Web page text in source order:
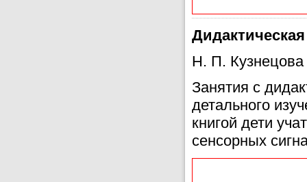
Н. П. Кузнецова
Занятия с
детального
книгой дети
сенсорных